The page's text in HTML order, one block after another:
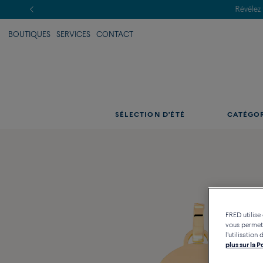
BOUTIQUES SERVICES CONTACT
SÉLECTION D'ÉTÉ
FRED
vous
l'utilisation
plus sur la